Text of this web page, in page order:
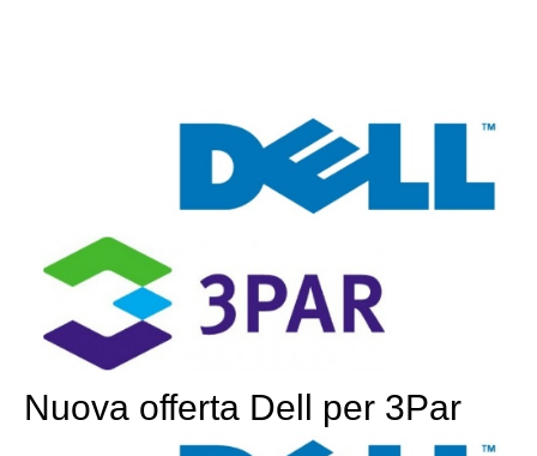
Nuova offerta Dell per 3Par